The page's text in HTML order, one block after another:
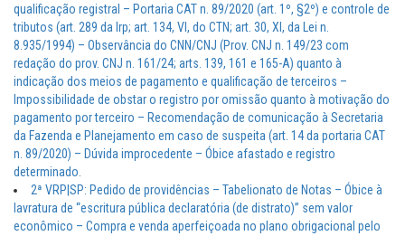
qualificação registral – Portaria CAT n. 89/2020 (art. 1º, §2º) e controle de
tributos (art. 289 da lrp; art. 134, VI, do CTN; art. 30, XI, da Lei n.
8.935/1994) – Observância do CNN/CNJ (Prov. CNJ n. 149/23 com
redação do prov. CNJ n. 161/24; arts. 139, 161 e 165-A) quanto à
indicação dos meios de pagamento e qualificação de terceiros –
Impossibilidade de obstar o registro por omissão quanto à motivação do
pagamento por terceiro – Recomendação de comunicação à Secretaria
da Fazenda e Planejamento em caso de suspeita (art. 14 da portaria CAT
n. 89/2020) – Dúvida improcedente – Óbice afastado e registro
determinado.
2ª VRP|SP: Pedido de providências – Tabelionato de Notas – Óbice à
lavratura de “escritura pública declaratória (de distrato)” sem valor
econômico – Compra e venda aperfeiçoada no plano obrigacional pelo